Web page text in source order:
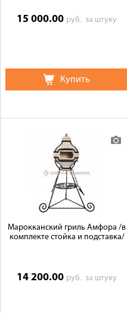
15 000.00 руб.за штуку
Купить
Марокканский гриль Амфора /в
комплекте стойка и подставка/
14 200.00 руб.за штуку